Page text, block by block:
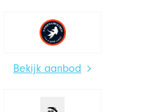
Bekijk aanbod